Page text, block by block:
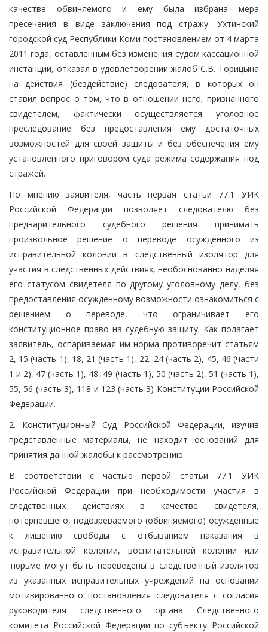
качестве обвиняемого и ему была избрана мера
пресечения в виде заключения под стражу. Ухтинский
городской суд Республики Коми постановлением от 4 марта
2011 года, оставленным без изменения судом кассационной
инстанции, отказал в удовлетворении жалоб С.В. Торицына
на действия (бездействие) следователя, в которых он
ставил вопрос о том, что в отношении него, признанного
свидетелем, фактически осуществляется уголовное
преследование без предоставления ему достаточных
возможностей для своей защиты и без обеспечения ему
установленного приговором суда режима содержания под
стражей.
По мнению заявителя, часть первая статьи 77.1 УИК
Российской Федерации позволяет следователю без
предварительного судебного решения принимать
произвольное решение о переводе осужденного из
исправительной колонии в следственный изолятор для
участия в следственных действиях, необоснованно наделяя
его статусом свидетеля по другому уголовному делу, без
предоставления осужденному возможности ознакомиться с
решением о переводе, что ограничивает его
конституционное право на судебную защиту. Как полагает
заявитель, оспариваемая им норма противоречит статьям
2, 15 (часть 1), 18, 21 (часть 1), 22, 24 (часть 2), 45, 46 (части
1 и 2), 47 (часть 1), 48, 49 (часть 1), 50 (часть 2), 51 (часть 1),
55, 56 (часть 3), 118 и 123 (часть 3) Конституции Российской
Федерации.
2. Конституционный Суд Российской Федерации, изучив
представленные материалы, не находит оснований для
принятия данной жалобы к рассмотрению.
В соответствии с частью первой статьи 77.1 УИК
Российской Федерации при необходимости участия в
следственных действиях в качестве свидетеля,
потерпевшего, подозреваемого (обвиняемого) осужденные
к лишению свободы с отбыванием наказания в
исправительной колонии, воспитательной колонии или
тюрьме могут быть переведены в следственный изолятор
из указанных исправительных учреждений на основании
мотивированного постановления следователя с согласия
руководителя следственного органа Следственного
комитета Российской Федерации по субъекту Российской